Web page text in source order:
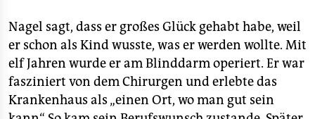
Nagel sagt, dass er großes Glück gehabt habe, weil
er schon als Kind wusste, was er werden wollte. Mit
elf Jahren wurde er am Blinddarm operiert. Er war
fasziniert von dem Chirurgen und erlebte das
Krankenhaus als „einen Ort, wo man gut sein